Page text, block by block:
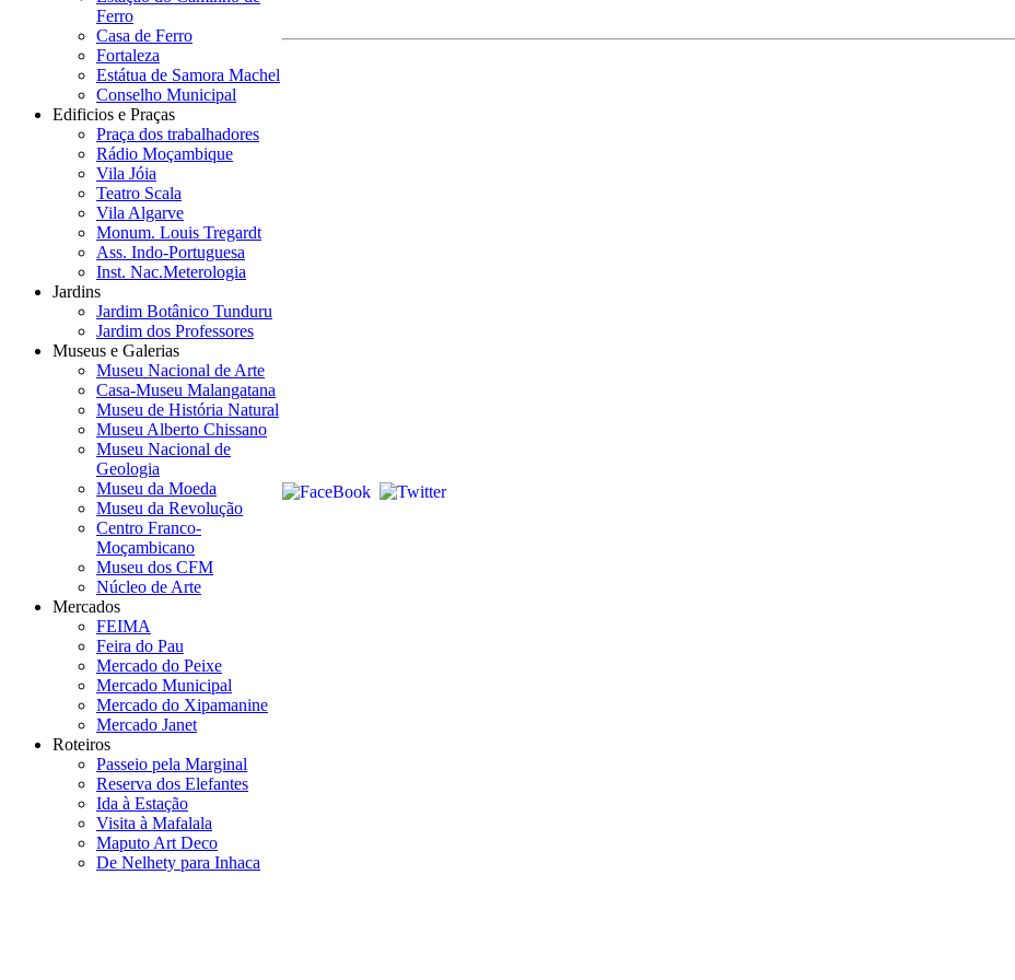
Ferro
Casa de Ferro
Fortaleza
Estátua de Samora Machel
Conselho Municipal
Edificios e Praças
Praça dos trabalhadores
Rádio Moçambique
Vila Jóia
Teatro Scala
Vila Algarve
Monum. Louis Tregardt
Ass. Indo-Portuguesa
Inst. Nac.Meterologia
Jardins
Jardim Botânico Tunduru
Jardim dos Professores
Museus e Galerias
Museu Nacional de Arte
Casa-Museu Malangatana
Museu de História Natural
Museu Alberto Chissano
Museu Nacional de
Geologia
Museu da Moeda
Museu da Revolução
Centro Franco-
Moçambicano
Museu dos CFM
Núcleo de Arte
Mercados
FEIMA
Feira do Pau
Mercado do Peixe
Mercado Municipal
Mercado do Xipamanine
Mercado Janet
Roteiros
Passeio pela Marginal
Reserva dos Elefantes
Ida à Estação
Visita à Mafalala
Maputo Art Deco
De Nelhety para Inhaca